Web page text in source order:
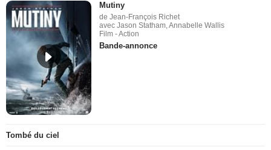
Mutiny
de Jean-François Richet
avec Jason Statham, Annabelle Wallis
Film - Action
Bande-annonce
Tombé du ciel